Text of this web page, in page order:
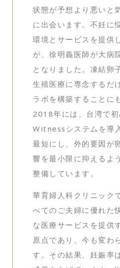
状態が予想より悪いと
に出会います。不妊に
環境とサービスを提供
が、徐明義医師が大病
となりました。凍結卵
生殖医療に専念するだ
ラボを構築することに
2018年には、台湾で
Witnessシステムを導
最短にし、外的要因が
響を最小限に抑えるよ
整備しています。
華育婦人科クリニック
べてのご夫婦に優れた
な医療サービスを提供
原点であり、今も変わ
す。その結果、妊娠率